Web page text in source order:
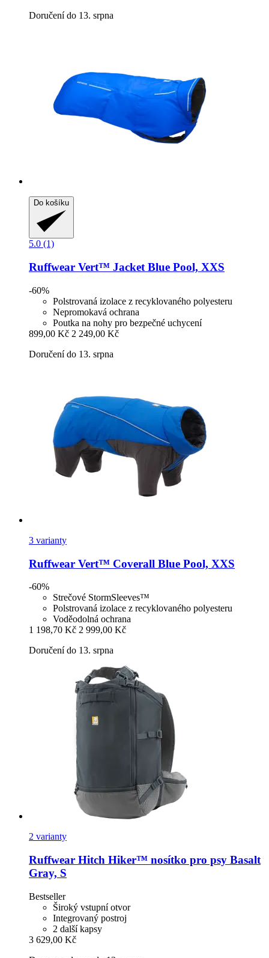
Doručení do 13. srpna
Do košíku
5.0 (1)
Ruffwear Vert™ Jacket Blue Pool, XXS
-60%
Polstrovaná izolace z recyklovaného polyesteru
Nepromokavá ochrana
Poutka na nohy pro bezpečné uchycení
899,00 Kč 2 249,00 Kč
Doručení do 13. srpna
3 varianty
Ruffwear Vert™ Coverall Blue Pool, XXS
-60%
Strečové StormSleeves™
Polstrovaná izolace z recyklovaného polyesteru
Voděodolná ochrana
1 198,70 Kč 2 999,00 Kč
Doručení do 13. srpna
2 varianty
Ruffwear Hitch Hiker™ nosítko pro psy Basalt
Gray, S
Bestseller
Široký vstupní otvor
Integrovaný postroj
2 další kapsy
3 629,00 Kč